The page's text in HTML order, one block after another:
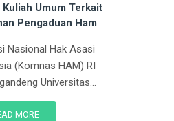
Kuliah Umum Terkait
Pengaduan Ham
Nasional Hak Asasi
(Komnas HAM) RI
Universitas...
MORE